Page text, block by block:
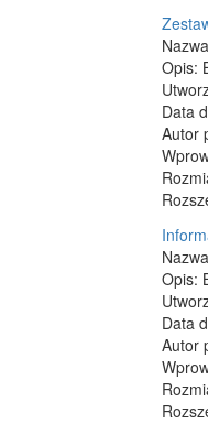
Opis:
Data
Autor
Opis:
Data
Autor